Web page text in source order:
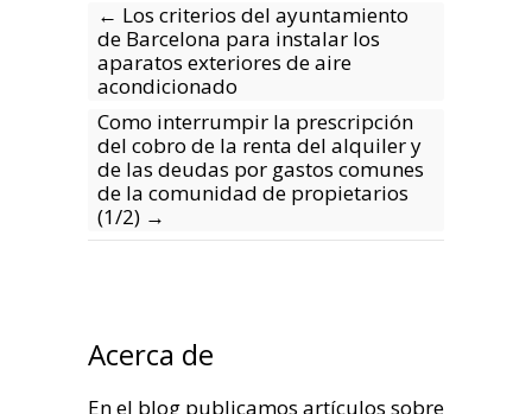
← Los criterios del ayuntamiento
de Barcelona para instalar los
aparatos exteriores de aire
acondicionado
Como interrumpir la prescripción
del cobro de la renta del alquiler y
de las deudas por gastos comunes
de la comunidad de propietarios
(1/2) →
Acerca de
En el blog publicamos artículos sobre